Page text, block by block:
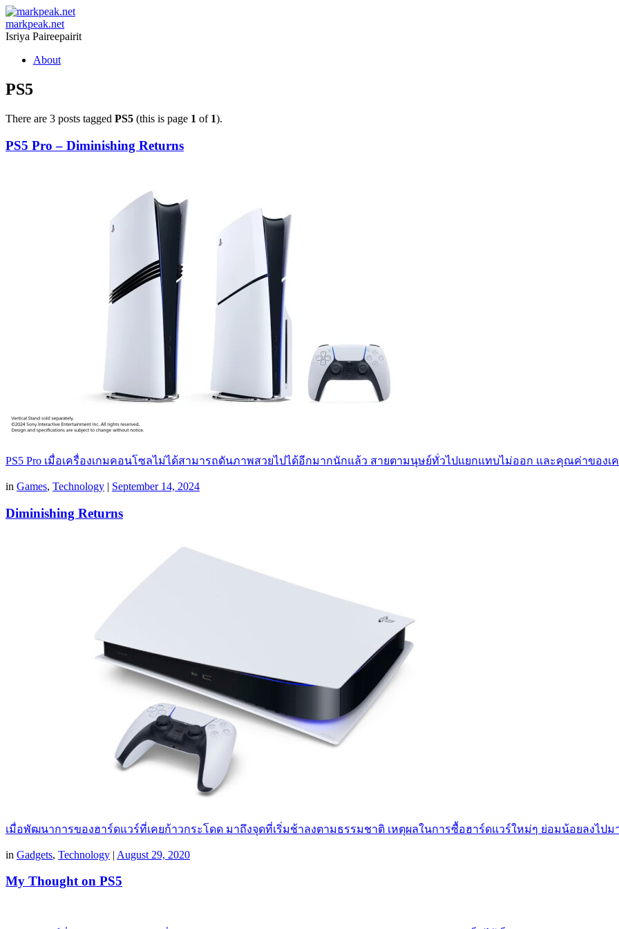
markpeak.net
Isriya Paireepairit
Skip
content
About
PS5
There are 3 posts tagged PS5 (this is page 1 of 1).
PS5 Pro – Diminishing Returns
PS5 Pro เมื่อเครื่องเกมคอนโซลไม่ได้สามารถดันภาพสวยไปได้อีกมากนักแล้ว สายตามนุษย์ทั่วไปแยกแทบไม่ออก และคุณค่าของเ
in Games, Technology | September 14, 2024
Diminishing Returns
เมื่อพัฒนาการของฮาร์ดแวร์ที่เคยก้าวกระโดด มาถึงจุดที่เริ่มช้าลงตามธรรมชาติ เหตุผลในการซื้อฮาร์ดแวร์ใหม่ๆ ย่อมน้อยลงไปม
in Gadgets, Technology | August 29, 2020
My Thought on PS5